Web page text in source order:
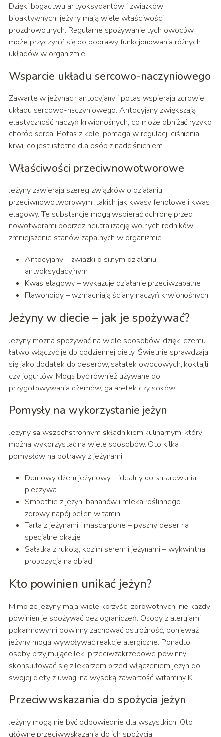
Dzięki bogactwu antyoksydantów i związków
bioaktywnych, jeżyny mają wiele właściwości
prozdrowotnych. Regularne spożywanie tych owoców
może przyczynić się do poprawy funkcjonowania różnych
układów w organizmie.
Wsparcie układu sercowo-naczyniowego
Zawarte w jeżynach antocyjany i potas wspierają zdrowie
układu sercowo-naczyniowego. Antocyjany zwiększają
elastyczność naczyń krwionośnych, co może obniżać ryzyko
chorób serca. Potas z kolei pomaga w regulacji ciśnienia
krwi, co jest istotne dla osób z nadciśnieniem.
Właściwości przeciwnowotworowe
Jeżyny zawierają szereg związków o działaniu
przeciwnowotworowym, takich jak kwasy fenolowe i kwas
elagowy. Te substancje mogą wspierać ochronę przed
nowotworami poprzez neutralizację wolnych rodników i
zmniejszenie stanów zapalnych w organizmie.
Antocyjany – związki o silnym działaniu
antyoksydacyjnym
Kwas elagowy – wykazuje działanie przeciwzapalne
Flawonoidy – wzmacniają ściany naczyń krwionośnych
Jeżyny w diecie – jak je spożywać?
Jeżyny można spożywać na wiele sposobów, dzięki czemu
łatwo włączyć je do codziennej diety. Świetnie sprawdzają
się jako dodatek do deserów, sałatek owocowych, koktajli
czy jogurtów. Mogą być również używane do
przygotowywania dżemów, galaretek czy soków.
Pomysły na wykorzystanie jeżyn
Jeżyny są wszechstronnym składnikiem kulinarnym, który
można wykorzystać na wiele sposobów. Oto kilka
pomysłów na potrawy z jeżynami:
Domowy dżem jeżynowy – idealny do smarowania
pieczywa
Smoothie z jeżyn, bananów i mleka roślinnego –
zdrowy napój pełen witamin
Tarta z jeżynami i mascarpone – pyszny deser na
specjalne okazje
Sałatka z rukolą, kozim serem i jeżynami – wykwintna
propozycja na obiad
Kto powinien unikać jeżyn?
Mimo że jeżyny mają wiele korzyści zdrowotnych, nie każdy
powinien je spożywać bez ograniczeń. Osoby z alergiami
pokarmowymi powinny zachować ostrożność, ponieważ
jeżyny mogą wywoływać reakcje alergiczne. Ponadto,
osoby przyjmujące leki przeciwzakrzepowe powinny
skonsultować się z lekarzem przed włączeniem jeżyn do
swojej diety z uwagi na wysoką zawartość witaminy K.
Przeciwwskazania do spożycia jeżyn
Jeżyny mogą nie być odpowiednie dla wszystkich. Oto
główne przeciwwskazania do ich spożycia: